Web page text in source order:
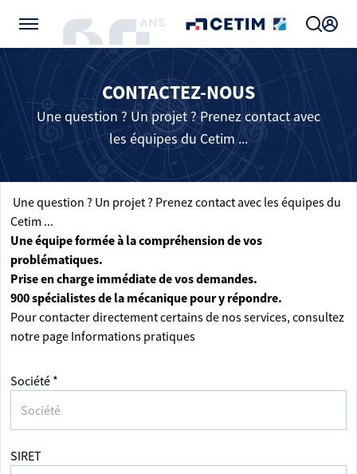
CONTACTEZ-NOUS
Une question ? Un projet ? Prenez contact avec
les équipes du Cetim ...
Une question ? Un projet ? Prenez contact avec les équipes du
Cetim ...
Une équipe formée à la compréhension de vos
problématiques.
Prise en charge immédiate de vos demandes.
900 spécialistes de la mécanique pour y répondre.
Pour contacter directement certains de nos services, consultez
notre page Informations pratiques
Société *
SIRET